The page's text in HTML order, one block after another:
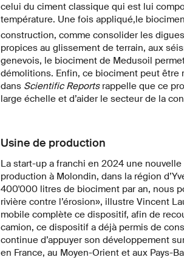
celui du ciment classique qui est lui
température. Une fois appliqué,le
construction, comme consolider les
propices au glissement de terrain, aux
genevois, le biociment de Medusoil
démolitions. Enfin, ce biociment peut être
dans Scientific Reports rappelle que ce
large échelle et d’aider le secteur de la
Usine de production
La start-up a franchi en 2024 une
production à Molondin, dans la région
400'000 litres de biociment par an, nous
rivière contre l’érosion», illustre Vincent
mobile complète ce dispositif, afin de
camion, ce dispositif a déjà permis de
continue d’appuyer son développement
en France, au Moyen-Orient et aux Pays-